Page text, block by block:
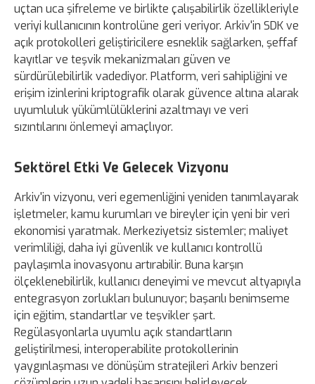
uçtan uca şifreleme ve birlikte çalışabilirlik özellikleriyle
veriyi kullanıcının kontrolüne geri veriyor. Arkiv'in SDK ve
açık protokolleri geliştiricilere esneklik sağlarken, şeffaf
kayıtlar ve teşvik mekanizmaları güven ve
sürdürülebilirlik vadediyor. Platform, veri sahipliğini ve
erişim izinlerini kriptografik olarak güvence altına alarak
uyumluluk yükümlülüklerini azaltmayı ve veri
sızıntılarını önlemeyi amaçlıyor.
Sektörel Etki Ve Gelecek Vizyonu
Arkiv'in vizyonu, veri egemenliğini yeniden tanımlayarak
işletmeler, kamu kurumları ve bireyler için yeni bir veri
ekonomisi yaratmak. Merkeziyetsiz sistemler; maliyet
verimliliği, daha iyi güvenlik ve kullanıcı kontrollü
paylaşımla inovasyonu artırabilir. Buna karşın
ölçeklenebilirlik, kullanıcı deneyimi ve mevcut altyapıyla
entegrasyon zorlukları bulunuyor; başarılı benimseme
için eğitim, standartlar ve teşvikler şart.
Regülasyonlarla uyumlu açık standartların
geliştirilmesi, interoperabilite protokollerinin
yaygınlaşması ve dönüşüm stratejileri Arkiv benzeri